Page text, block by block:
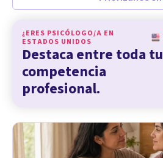
¿ERES PSICÓLOGO/A EN
ESTADOS UNIDOS
Destaca entre toda tu
competencia
profesional.